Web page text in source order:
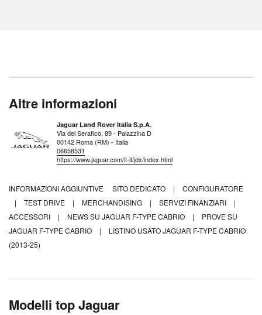
Altre informazioni
Jaguar Land Rover Italia S.p.A.
Via del Serafico, 89 - Palazzina D
00142 Roma (RM) - Italia
06658531
https://www.jaguar.com/it-it/jdx/index.html
INFORMAZIONI AGGIUNTIVE SITO DEDICATO |
CONFIGURATORE
|
TEST DRIVE | MERCHANDISING | SERVIZI FINANZIARI
|
ACCESSORI
| NEWS SU JAGUAR F-TYPE CABRIO |
PROVE SU
JAGUAR F-TYPE CABRIO
|
LISTINO USATO JAGUAR F-TYPE CABRIO
(2013-25)
Modelli top Jaguar